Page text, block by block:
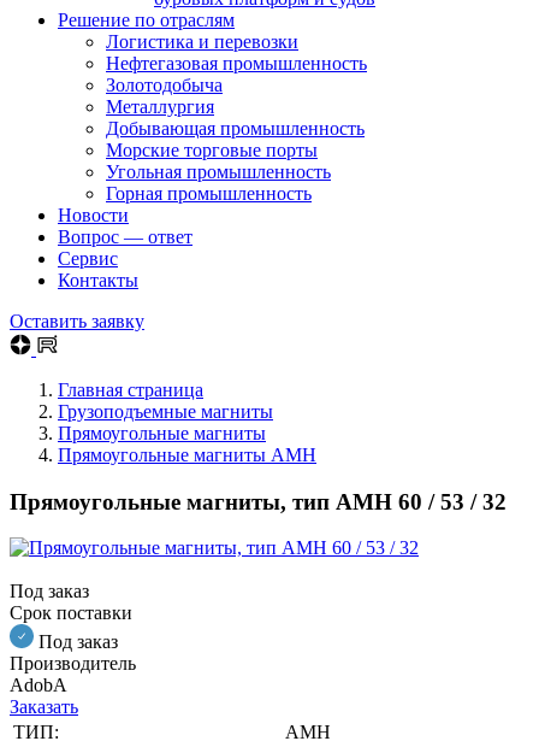
Решение по отраслям
Логистика и перевозки
Нефтегазовая промышленность
Золотодобыча
Металлургия
Добывающая промышленность
Морские торговые порты
Угольная промышленность
Горная промышленность
Новости
Вопрос — ответ
Сервис
Контакты
Оставить заявку
Главная страница
Грузоподъемные магниты
Прямоугольные магниты
Прямоугольные магниты AMH
Прямоугольные магниты, тип AMH 60 / 53 / 32
Под заказ
Срок поставки
Под заказ
Производитель
AdobA
Заказать
ТИП:
AMH